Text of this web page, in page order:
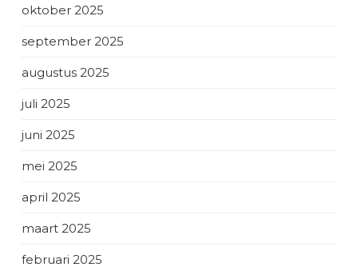
oktober 2025
september 2025
augustus 2025
juli 2025
juni 2025
mei 2025
april 2025
maart 2025
februari 2025